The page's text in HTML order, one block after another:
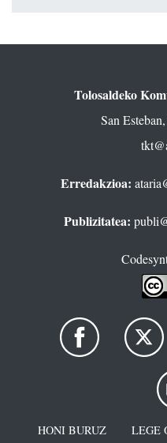
Tolosaldeko
San
Erredakzioa:
Publizitatea:
HONI BURUZ LEGE